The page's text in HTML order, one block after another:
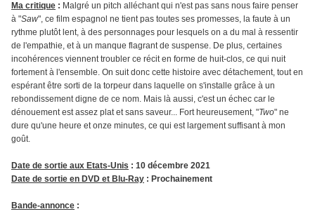
Ma critique : Malgré un pitch alléchant qui n'est pas sans nous faire penser
à "Saw", ce film espagnol ne tient pas toutes ses promesses, la faute à un
rythme plutôt lent, à des personnages pour lesquels on a du mal à ressentir
de l'empathie, et à un manque flagrant de suspense. De plus, certaines
incohérences viennent troubler ce récit en forme de huit-clos, ce qui nuit
fortement à l'ensemble. On suit donc cette histoire avec détachement, tout en
espérant être sorti de la torpeur dans laquelle on s'installe grâce à un
rebondissement digne de ce nom. Mais là aussi, c'est un échec car le
dénouement est assez plat et sans saveur... Fort heureusement, "Two" ne
dure qu'une heure et onze minutes, ce qui est largement suffisant à mon
goût.
Date de sortie aux Etats-Unis : 10 décembre 2021
Date de sortie en DVD et Blu-Ray : Prochainement
Bande-annonce :